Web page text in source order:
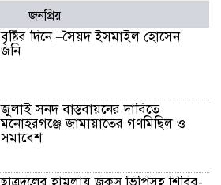
জনপ্রিয়
বৃষ্টির দিনে –সৈয়দ ইসমাইল হোসেন
জনি
জুলাই সনদ বাস্তবায়নের দাবিতে
মনোহরগঞ্জে জামায়াতের গণমিছিল ও
সমাবেশ